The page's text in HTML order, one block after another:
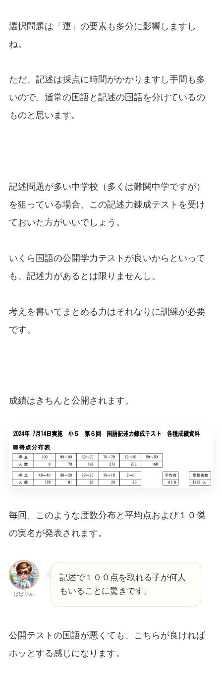
選択問題は「運」の要素も多分に影響しますし
ね。
ただ、記述は採点に時間がかかりますし手間も多
いので、通常の国語と記述の国語を分けているの
ものと思います。
記述問題が多い中学校（多くは難関中学ですが）
を狙っている場合、この記述力錬成テストを受け
ておいた方がいいでしょう。
いくら国語の公開学力テストが良いからといって
も、記述力があるとは限りませんし。
考えを書いてまとめる力はそれなりに訓練が必要
です。
成績はきちんと公開されます。
毎回、このような度数分布と平均点および１０傑
の実名が発表されます。
ぱぱりん
記述で１００点を取れる子が何人
もいることに驚きです。
公開テストの国語が悪くても、こちらが良ければ
ホッとする感じになります。